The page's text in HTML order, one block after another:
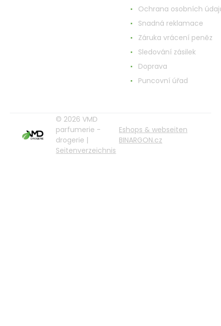
Ochrana osobních
Snadná reklamace
Záruka vrácení peněz
Sledování zásilek
Doprava
Puncovní úřad
© 2026 VMD
parfumerie -
drogerie |
Seitenverzeichnis
Eshops & webseiten
BINARGON.cz